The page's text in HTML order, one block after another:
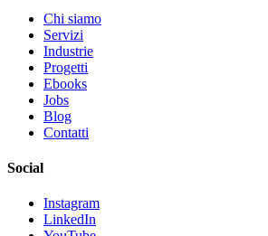
Chi siamo
Servizi
Industrie
Progetti
Ebooks
Jobs
Blog
Contatti
Social
Instagram
LinkedIn